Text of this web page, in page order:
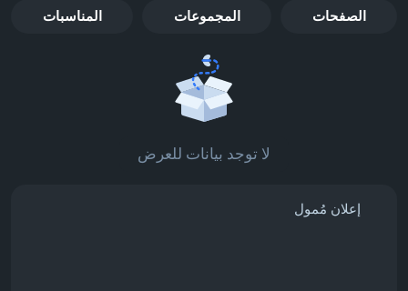
الصفحات المجموعات المناسبات
لا توجد بيانات للعرض
إعلان مُمول